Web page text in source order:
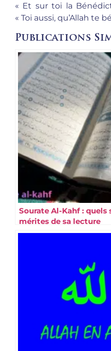
« Et sur toi la
« Toi aussi, qu’Allah te
Publications
Sourate Al-Kahf : quels
mérites de sa lecture